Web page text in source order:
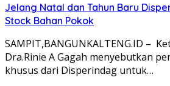
Jelang Natal dan Tahun Baru
Stock Bahan Pokok
SAMPIT,BANGUNKALTENG.ID –
Dra.Rinie A Gagah menyebutkan
khusus dari Disperindag untuk…